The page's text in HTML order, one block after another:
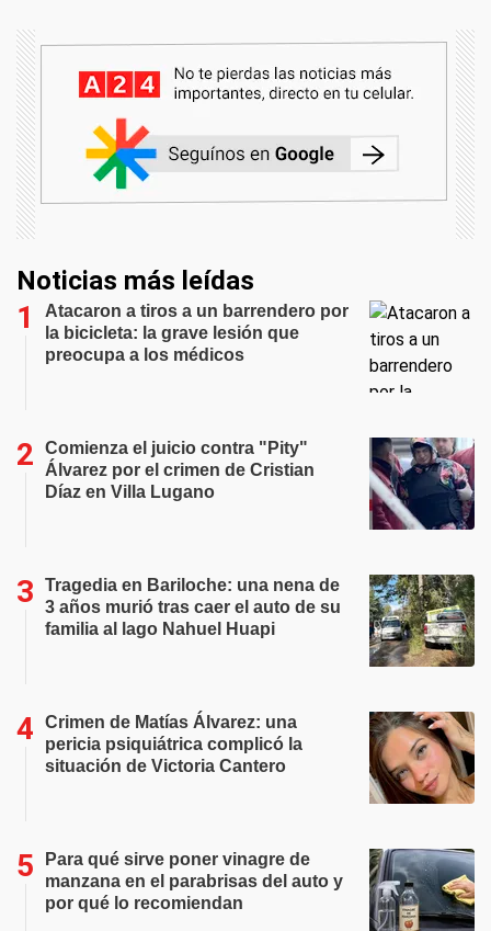
Noticias más leídas
Atacaron a tiros a un barrendero por
la bicicleta: la grave lesión que
preocupa a los médicos
Comienza el juicio contra "Pity"
Álvarez por el crimen de Cristian
Díaz en Villa Lugano
Tragedia en Bariloche: una nena de
3 años murió tras caer el auto de su
familia al lago Nahuel Huapi
Crimen de Matías Álvarez: una
pericia psiquiátrica complicó la
situación de Victoria Cantero
Para qué sirve poner vinagre de
manzana en el parabrisas del auto y
por qué lo recomiendan